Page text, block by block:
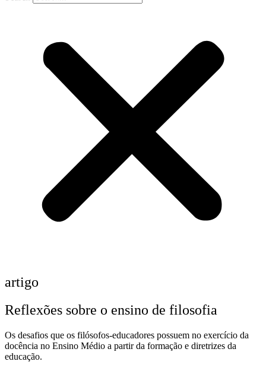
artigo
Reflexões sobre o ensino de filosofia
Os desafios que os filósofos-educadores possuem no exercício da
docência no Ensino Médio a partir da formação e diretrizes da
educação.